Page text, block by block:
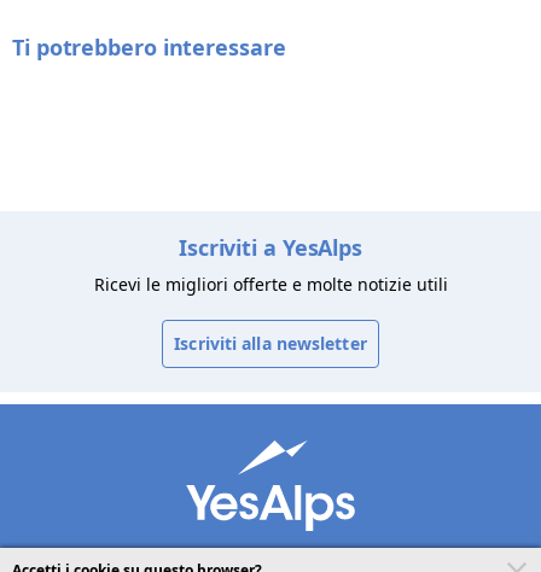
Ti potrebbero interessare
Iscriviti a YesAlps
Ricevi le migliori offerte e molte notizie utili
Iscriviti alla newsletter